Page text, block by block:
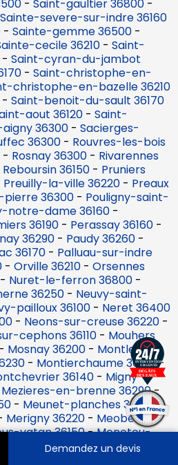
Demandez un devis
- Saint-gaultier 36800 -
Sainte-severe-sur-indre 36160
- Sainte-gemme 36500 -
cecile 36210 - Saint-
- Saint-cyran-du-jambot
- Saint-christophe-en-
christophe-en-bazelle 36210
- Saint-benoit-du-sault 36170
aout 36120 - Saint-
36300 - Sacierges-
36300 - Rouvres-les-bois
- Rosnay 36300 - Rivarennes
Reboursin 36150 - Pruniers
Preuilly-la-ville 36220 - Preaux
36300 - Pouligny-saint-
notre-dame 36160 -
36190 - Perassay 36160 -
36290 - Paudy 36260 -
36170 - Palluau-sur-indre
- Orville 36210 - Orsennes
- Nuret-le-ferron 36800 -
36250 - Neuvy-saint-
pailloux 36100 - Neret 36400
- Neons-sur-creuse 36220 -
cephons 36110 - Mouhers
- Mosnay 36200 - Montlevicq
- Montierchaume 36130-
36140 - Migny
Mezieres-en-brenne 36290-
- Meunet-planches 36100-
Merigny 36220 - Meobecq
vatan 36150-Menetou-
36370-Martizay 36220